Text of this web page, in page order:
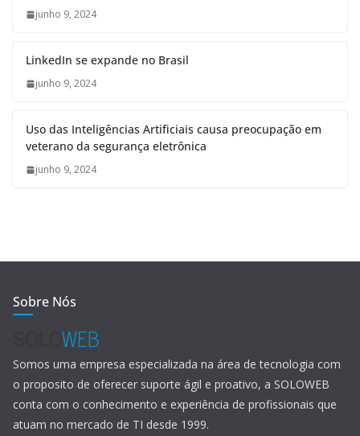
junho 9, 2024
LinkedIn se expande no Brasil
junho 9, 2024
Uso das Inteligências Artificiais causa preocupação em
veterano da segurança eletrônica
junho 9, 2024
Sobre Nós
Somos uma empresa especializada na área de tecnologia com
o proposito de oferecer suporte ágil e proativo, a SOLOWEB
conta com o conhecimento e experiência de profissionais que
atuam no mercado de TI desde 1999.